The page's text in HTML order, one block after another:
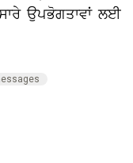
ਉਪਭੋਗਤਾਵਾਂ ਲਈ